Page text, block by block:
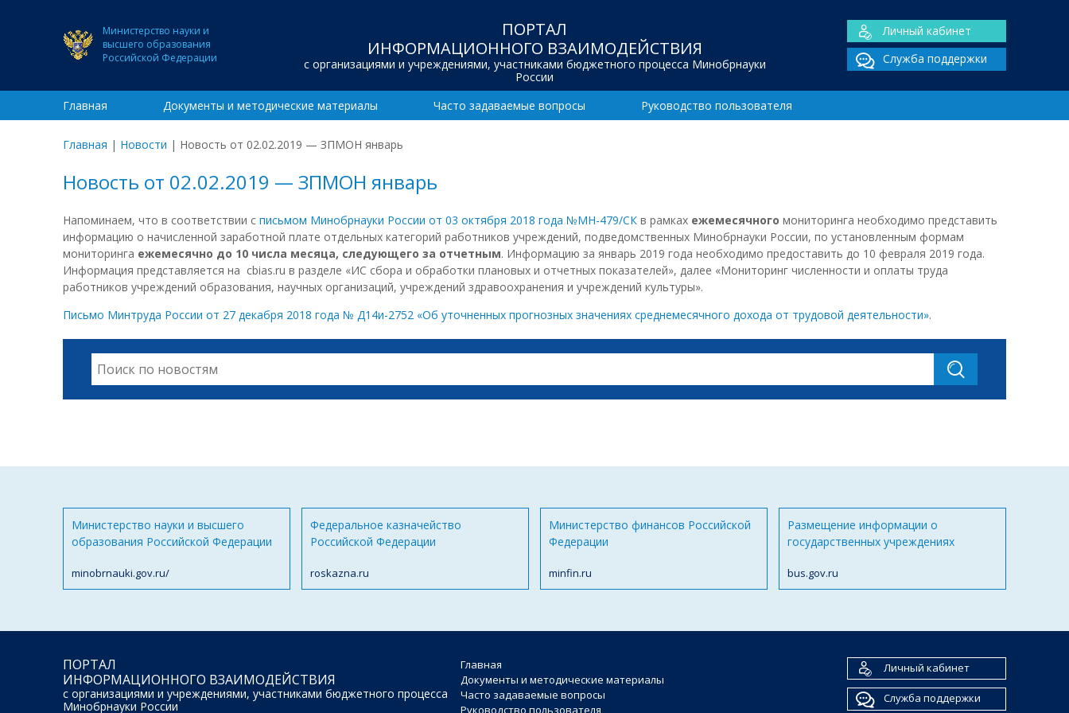
Министерство науки и
высшего образования
Российской Федерации
ПОРТАЛ
ИНФОРМАЦИОННОГО ВЗАИМОДЕЙСТВИЯ
с организациями и учреждениями, участниками бюджетного процесса Минобрнауки
России
Личный кабинет
Служба поддержки
Главная Документы и методические материалы Часто задаваемые вопросы Руководство пользователя
Главная | Новости | Новость от 02.02.2019 — ЗПМОН январь
Новость от 02.02.2019 — ЗПМОН январь
Напоминаем, что в соответствии с письмом Минобрнауки России от 03 октября 2018 года №МН-479/СК в рамках ежемесячного мониторинга необходимо представить
информацию о начисленной заработной плате отдельных категорий работников учреждений, подведомственных Минобрнауки России, по установленным формам
мониторинга ежемесячно до 10 числа месяца, следующего за отчетным. Информацию за январь 2019 года необходимо предоставить до 10 февраля 2019 года.
Информация представляется на cbias.ru в разделе «ИС сбора и обработки плановых и отчетных показателей», далее «Мониторинг численности и оплаты труда
работников учреждений образования, научных организаций, учреждений здравоохранения и учреждений культуры».
Письмо Минтруда России от 27 декабря 2018 года № Д14и-2752 «Об уточненных прогнозных значениях среднемесячного дохода от трудовой деятельности».
Министерство науки и высшего
образования Российской Федерации
minobrnauki.gov.ru/
Федеральное казначейство
Российской Федерации
roskazna.ru
Министерство финансов Российской
Федерации
minfin.ru
Размещение информации о
государственных учреждениях
bus.gov.ru
ПОРТАЛ
ИНФОРМАЦИОННОГО ВЗАИМОДЕЙСТВИЯ
с организациями и учреждениями, участниками бюджетного процесса
Минобрнауки России
Главная
Документы и методические материалы
Часто задаваемые вопросы
Руководство пользователя
Личный кабинет
Служба поддержки